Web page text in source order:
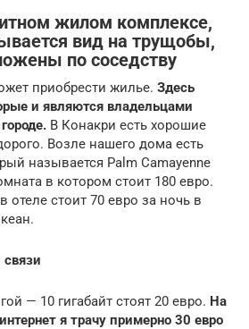
жилом комплексе,
вид на трущобы,
по соседству
приобрести жилье. Здесь
и являются владельцами
В Конакри есть хорошие
Возле нашего дома есть
называется Palm Camayenne
в котором стоит 180 евро.
отеле стоит 70 евро за ночь в
— 10 гигабайт стоят 20 евро. На
я трачу примерно 30 евро